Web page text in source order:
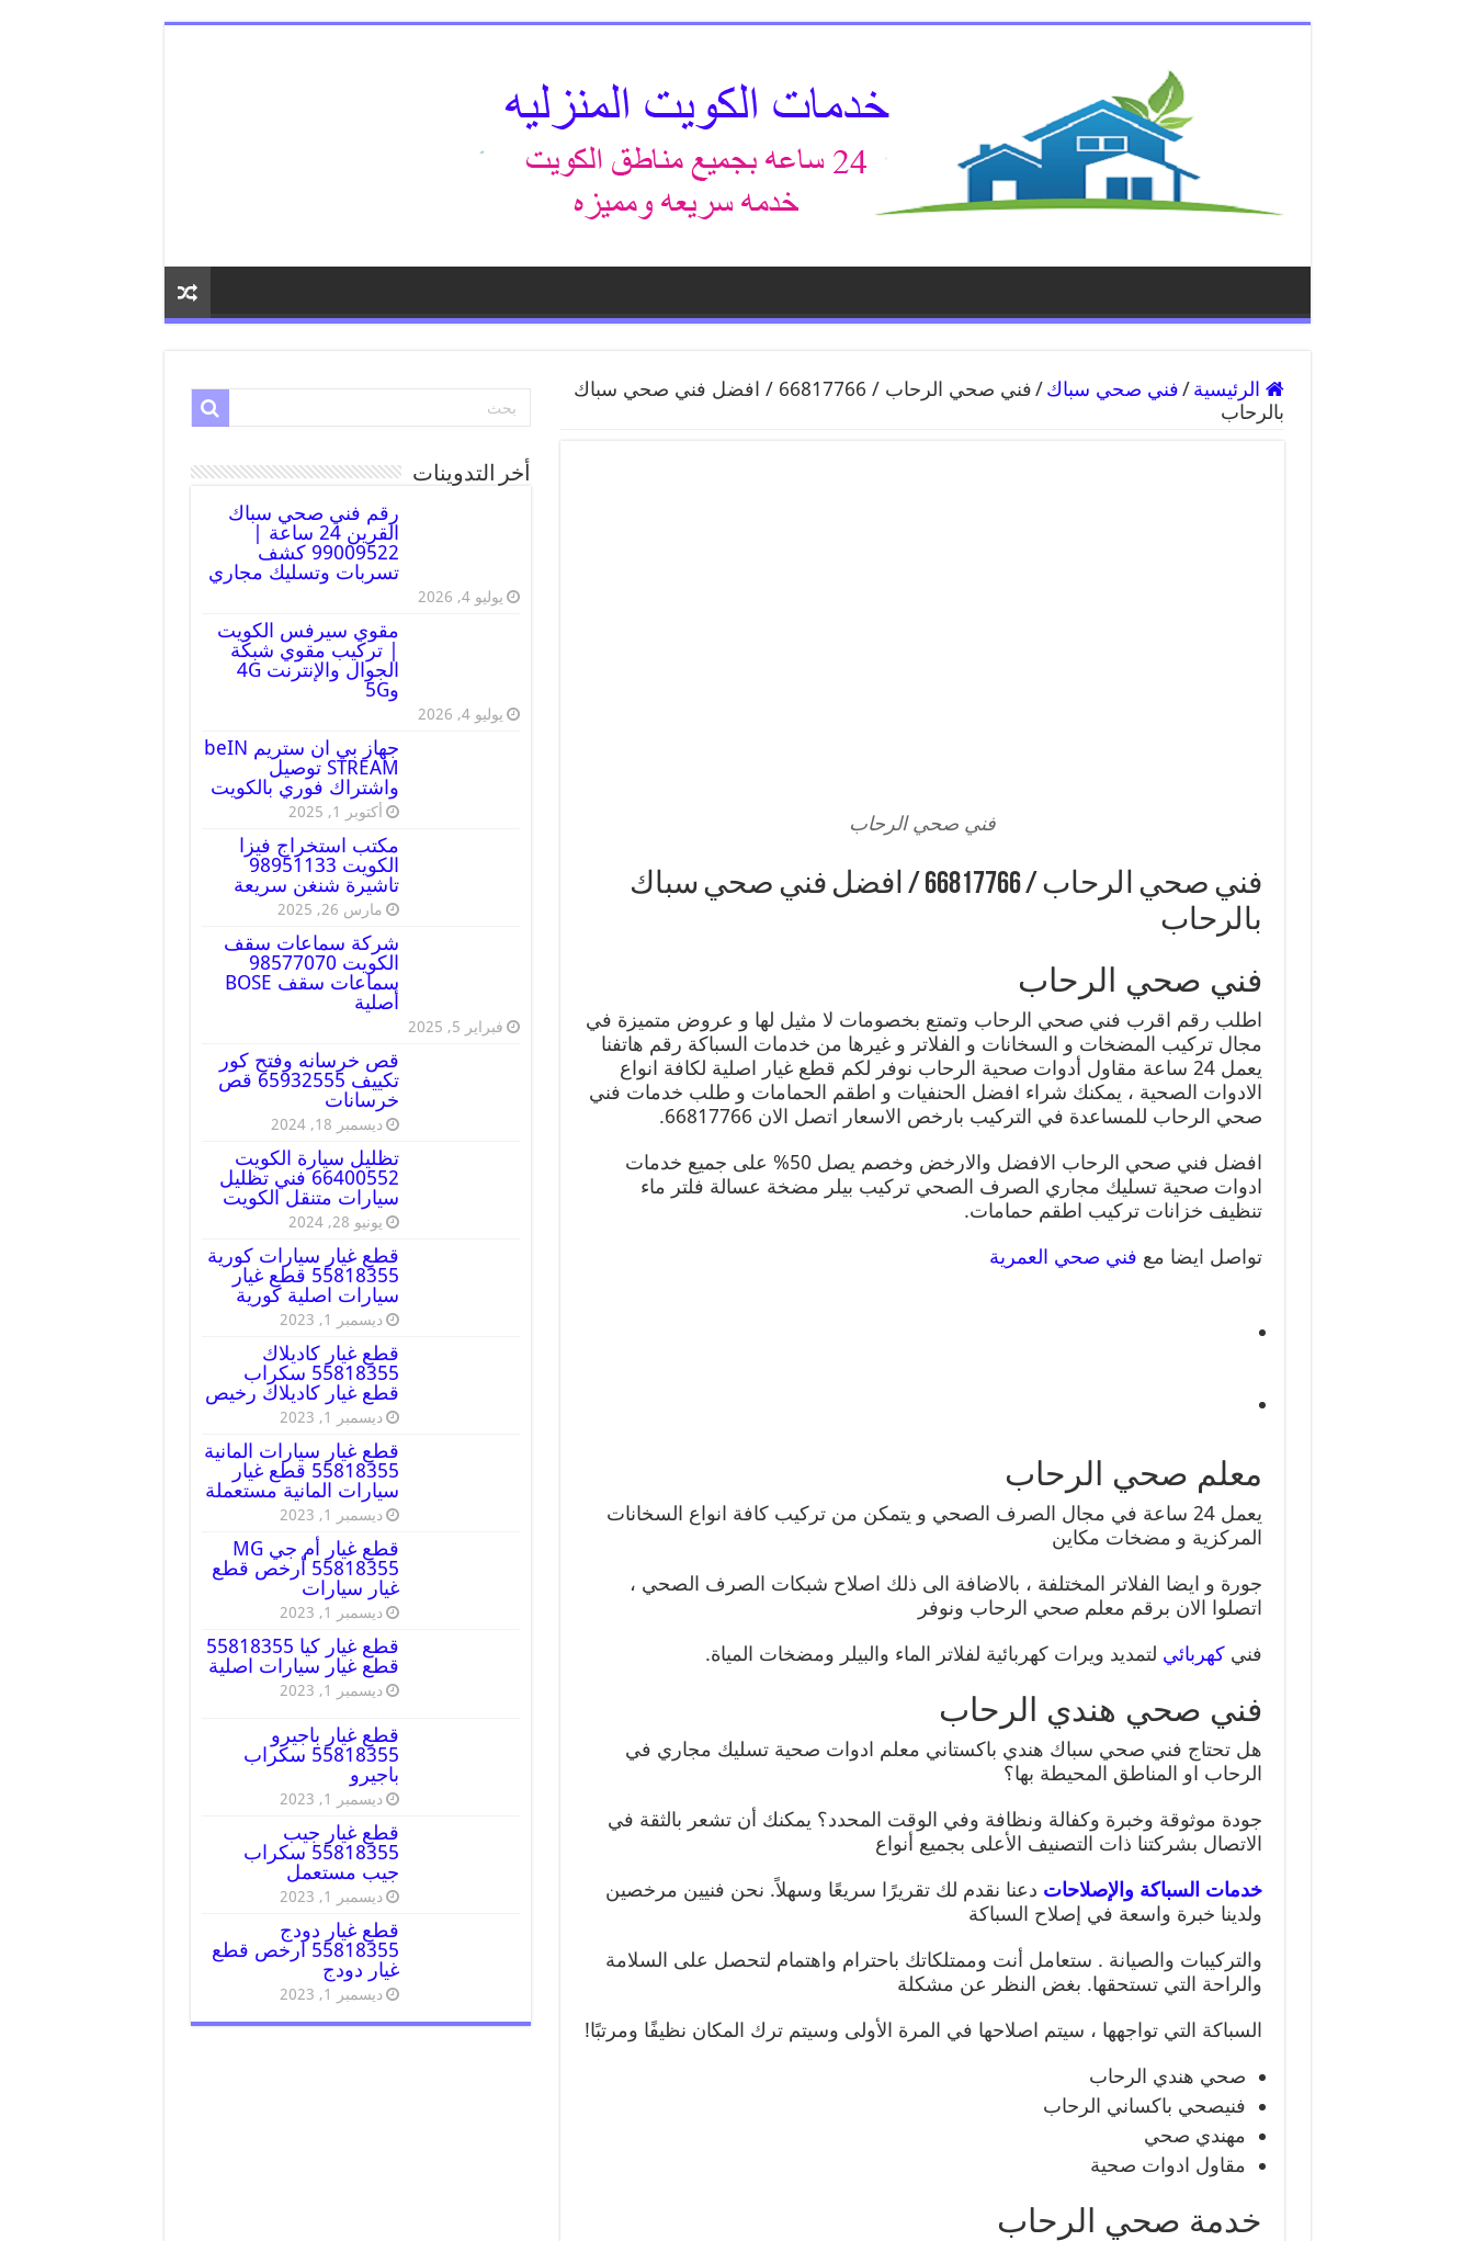
الرئيسية /فني صحي سباك /
فني صحي الرحاب / 66817766 / افضل فني صحي سباك
بالرحاب
فني صحي الرحاب
فني صحي الرحاب / 66817766 / افضل فني صحي سباك
بالرحاب
فني صحي الرحاب
اطلب رقم اقرب فني صحي الرحاب وتمتع بخصومات لا مثيل لها و عروض متميزة في
مجال تركيب المضخات و السخانات و الفلاتر و غيرها من خدمات السباكة رقم هاتفنا
يعمل 24 ساعة مقاول أدوات صحية الرحاب نوفر لكم قطع غيار اصلية لكافة انواع
الادوات الصحية ، يمكنك شراء افضل الحنفيات و اطقم الحمامات و طلب خدمات فني
صحي الرحاب للمساعدة في التركيب بارخص الاسعار اتصل الان 66817766.
افضل فني صحي الرحاب الافضل والارخض وخصم يصل 50% على جميع خدمات
ادوات صحية تسليك مجاري الصرف الصحي تركيب بيلر مضخة عسالة فلتر ماء
تنظيف خزانات تركيب اطقم حمامات.
تواصل ايضا مع فني صحي العمرية
معلم صحي الرحاب
يعمل 24 ساعة في مجال الصرف الصحي و يتمكن من تركيب كافة انواع السخانات
المركزية و مضخات مكاين
جورة و ايضا الفلاتر المختلفة ، بالاضافة الى ذلك اصلاح شبكات الصرف الصحي ،
اتصلوا الان برقم معلم صحي الرحاب ونوفر
فنيكهربائي لتمديد ويرات كهربائية لفلاتر الماء والبيلر ومضخات المياة.
فني صحي هندي الرحاب
هل تحتاج فني صحي سباك هندي باكستاني معلم ادوات صحية تسليك مجاري في
الرحاب او المناطق المحيطة بها؟
جودة موثوقة وخبرة وكفالة ونظافة وفي الوقت المحدد؟ يمكنك أن تشعر بالثقة في
الاتصال بشركتنا ذات التصنيف الأعلى بجميع أنواع
خدمات السباكة والإصلاحات دعنا نقدم لك تقريرًا سريعًا وسهلاً. نحن فنيين مرخصين
ولدينا خبرة واسعة في إصلاح السباكة
والتركيبات والصيانة . ستعامل أنت وممتلكاتك باحترام واهتمام لتحصل على السلامة
والراحة التي تستحقها. بغض النظر عن مشكلة
السباكة التي تواجهها ، سيتم اصلاحها في المرة الأولى وسيتم ترك المكان نظيفًا ومرتبًا!
صحي هندي الرحاب
فنيصحي باكساني الرحاب
مهندي صحي
مقاول ادوات صحية
خدمة صحي الرحاب
أخر التدوينات
رقم فني صحي سباك
القرين 24 ساعة |
99009522 كشف
تسربات وتسليك مجاري
يوليو 4, 2026
مقوي سيرفس الكويت
| تركيب مقوي شبكة
الجوال والإنترنت 4G
و5G
يوليو 4, 2026
جهاز بي ان ستريم beIN
STREAM توصيل
واشتراك فوري بالكويت
أكتوبر 1, 2025
مكتب استخراج فيزا
الكويت 98951133
تاشيرة شنغن سريعة
مارس 26, 2025
شركة سماعات سقف
الكويت 98577070
سماعات سقف BOSE
أصلية
فبراير 5, 2025
قص خرسانه وفتح كور
تكييف 65932555 قص
خرسانات
ديسمبر 18, 2024
تظليل سيارة الكويت
66400552 فني تظليل
سيارات متنقل الكويت
يونيو 28, 2024
قطع غيار سيارات كورية
55818355 قطع غيار
سيارات اصلية كورية
ديسمبر 1, 2023
قطع غيار كاديلاك
55818355 سكراب
قطع غيار كاديلاك رخيص
ديسمبر 1, 2023
قطع غيار سيارات المانية
55818355 قطع غيار
سيارات المانية مستعملة
ديسمبر 1, 2023
قطع غيار أم جي MG
55818355 أرخص قطع
غيار سيارات
ديسمبر 1, 2023
قطع غيار كيا 55818355
قطع غيار سيارات اصلية
ديسمبر 1, 2023
قطع غيار باجيرو
55818355 سكراب
باجيرو
ديسمبر 1, 2023
قطع غيار جيب
55818355 سكراب
جيب مستعمل
ديسمبر 1, 2023
قطع غيار دودج
55818355 ارخص قطع
غيار دودج
ديسمبر 1, 2023